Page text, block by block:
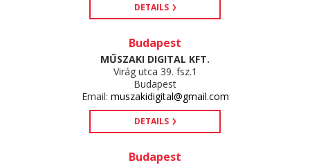
DETAILS
Budapest
MŰSZAKI DIGITAL KFT.
Virág utca 39. fsz.1
Budapest
Email: muszakidigital@gmail.com
DETAILS
Budapest